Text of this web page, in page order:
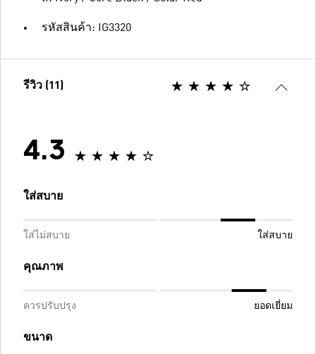
รหัสสินค้า: IG3320
รีวิว (11)
4.3
ใส่สบาย
ใส่ไม่สบาย ใส่สบาย
คุณภาพ
ควรปรับปรุง ยอดเยี่ยม
ขนาด